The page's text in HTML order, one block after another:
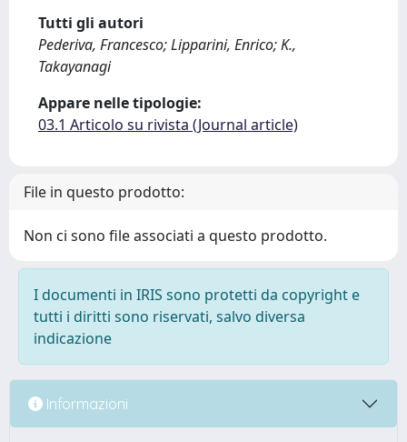
Tutti gli autori
Pederiva, Francesco; Lipparini, Enrico; K.,
Takayanagi
Appare nelle tipologie:
03.1 Articolo su rivista (Journal article)
File in questo prodotto:
Non ci sono file associati a questo prodotto.
I documenti in IRIS sono protetti da copyright e
tutti i diritti sono riservati, salvo diversa
indicazione
Informazioni